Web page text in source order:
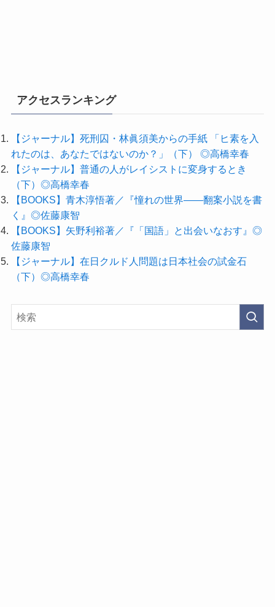
アクセスランキング
【ジャーナル】死刑囚・林眞須美からの手紙 「ヒ素を入
れたのは、あなたではないのか？」（下） ◎高橋幸春
【ジャーナル】普通の人がレイシストに変身するとき
（下）◎高橋幸春
【BOOKS】青木淳悟著／『憧れの世界――翻案小説を書
く』◎佐藤康智
【BOOKS】矢野利裕著／『「国語」と出会いなおす』◎
佐藤康智
【ジャーナル】在日クルド人問題は日本社会の試金石
（下）◎高橋幸春